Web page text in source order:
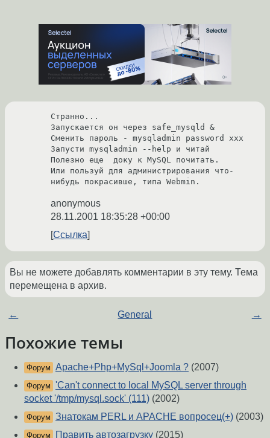
Странно...
Запускается он через safe_mysqld &
Сменить пароль - mysqladmin password xxx
Запусти mysqladmin --help и читай
Полезно еще  доку к MySQL почитать.
Или пользуй для администрирования что-
нибудь покрасивше, типа Webmin.
anonymous
28.11.2001 18:35:28 +00:00
Ссылка
Вы не можете добавлять комментарии в эту тему. Тема
перемещена в архив.
← General →
Похожие темы
Форум Apache+Php+MySql+Joomla ? (2007)
Форум 'Can't connect to local MySQL server through
socket '/tmp/mysql.sock' (111) (2002)
Форум Знатокам PERL и APACHE вопросец(+) (2003)
Форум Править автозагрузку (2015)